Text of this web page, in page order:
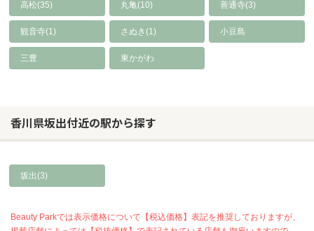
高松(35) 丸亀(10) 善通寺(3)
観音寺(1) さぬき(1) 小豆島
三豊 東かがわ
香川県坂出付近の駅から探す
坂出(3)
Beauty Parkでは表示価格について【税込価格】表記を推奨しておりますが、